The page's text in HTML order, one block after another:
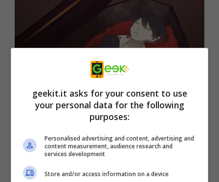
STORIA
Arne Neuntöte è una detective di vampiri che
manipola poteri soprannaturali. Lynn
Reinweiß è la figlia di un nobile che ama i
vampiri.
geekit.it asks for your consent to use
your personal data for the following
purposes:
Personalised advertising and content, advertising and
content measurement, audience research and
services development
Store and/or access information on a device